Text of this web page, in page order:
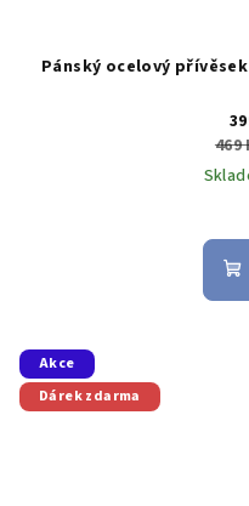
Pánský ocelový
469
Akce
Dárek zdarma